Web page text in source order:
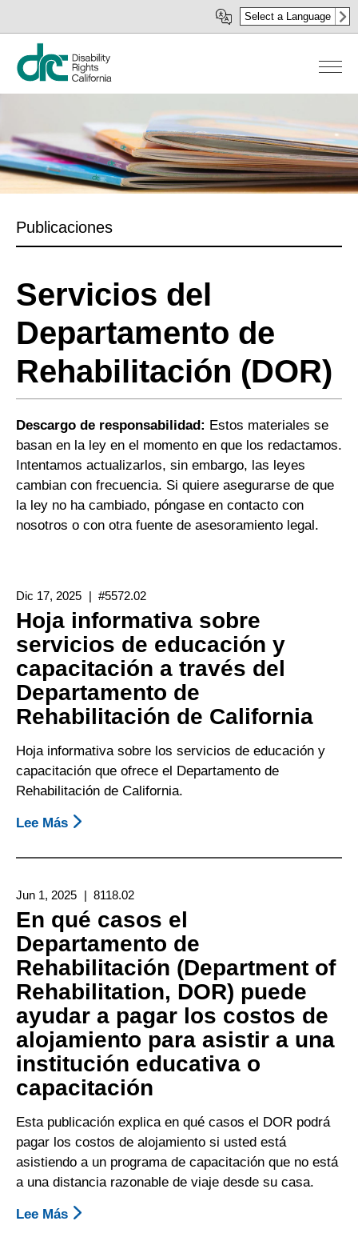
al
contenido
principal
Select a Language
Publicaciones
Servicios del
Departamento de
Rehabilitación (DOR)
Descargo de responsabilidad: Estos materiales se
basan en la ley en el momento en que los redactamos.
Intentamos actualizarlos, sin embargo, las leyes
cambian con frecuencia. Si quiere asegurarse de que
la ley no ha cambiado, póngase en contacto con
nosotros o con otra fuente de asesoramiento legal.
Dic 17, 2025 #5572.02
Hoja informativa sobre
servicios de educación y
capacitación a través del
Departamento de
Rehabilitación de California
Hoja informativa sobre los servicios de educación y
capacitación que ofrece el Departamento de
Rehabilitación de California.
Lee Más Sobre
Informativa
Servicios
De
Educación
Y
Capacitación
A
Través
Del
Departamento
De
De
California
Jun 1, 2025 8118.02
En qué casos el
Departamento de
Rehabilitación (Department of
Rehabilitation, DOR) puede
ayudar a pagar los costos de
alojamiento para asistir a una
institución educativa o
capacitación
Esta publicación explica en qué casos el DOR podrá
pagar los costos de alojamiento si usted está
asistiendo a un programa de capacitación que no está
a una distancia razonable de viaje desde su casa.
Lee Más Sobre